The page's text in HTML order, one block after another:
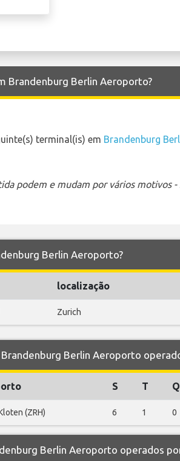
Brandenburg Berlin Aeroporto?
terminal(is) em Brandenburg
podem e mudam por vários motivos
Berlin Aeroporto?
localização
Zurich
Berlin Aeroporto
S T Q
(ZRH) 6 1 0
Berlin Aeroporto operados